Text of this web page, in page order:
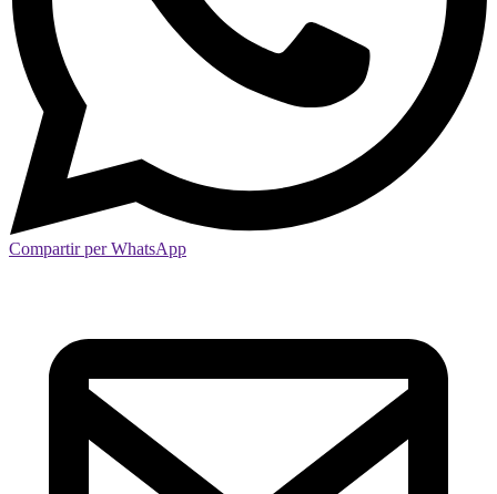
Compartir per WhatsApp